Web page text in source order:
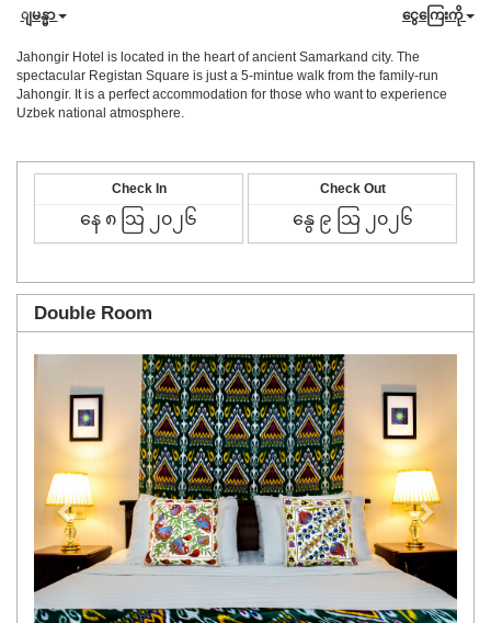
ျမန္မာ ငွေကြေးကို
Jahongir Hotel is located in the heart of ancient Samarkand city. The
spectacular Registan Square is just a 5-mintue walk from the family-run
Jahongir. It is a perfect accommodation for those who want to experience
Uzbek national atmosphere.
Check In Check Out
Double Room
Previous